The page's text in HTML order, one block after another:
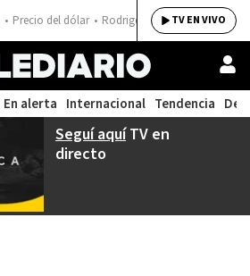
Precio del dólar Rodrigo ChavesTV EN VIVO
En alerta Internacional Tendencia
Seguí aquíTV en
directo